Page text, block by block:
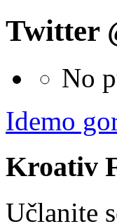
Twitter
No
Idemo
Kroativ
Učlanite